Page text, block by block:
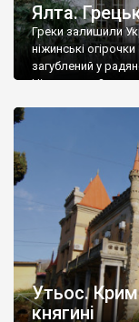
Ялта.
Греки залишили
ніжинські
загублений у
Ніжин греки?
Утьос.
княгині